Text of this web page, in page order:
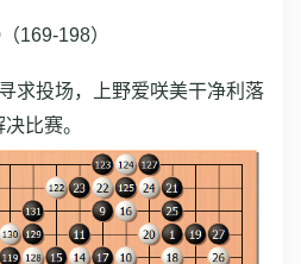
169-198）
求投场，上野爱咲美干净利落
决比赛。